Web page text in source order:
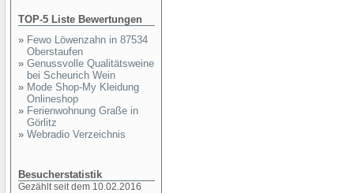
TOP-5 Liste Bewertungen
» Fewo Löwenzahn in 87534
Oberstaufen
» Genussvolle Qualitätsweine
bei Scheurich Wein
» Mode Shop-My Kleidung
Onlineshop
» Ferienwohnung Graße in
Görlitz
» Webradio Verzeichnis
Besucherstatistik
Gezählt seit dem 10.02.2016